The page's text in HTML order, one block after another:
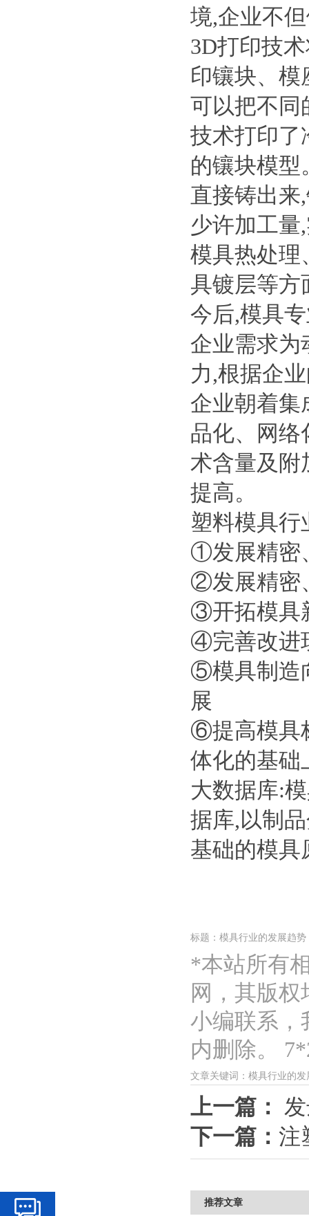
境,企业不
3D打印技
印镶块、模
可以把不同
技术打印了
的镶块模型
直接铸出来
少许加工量
模具热处理
具镀层等方
今后,模具
企业需求为
力,根据企
企业朝着集
品化、网络
术含量及附
提高。
塑料模具行
①发展精密
②发展精密
③开拓模具
④完善改进
⑤模具制造
展
⑥提高模具
体化的基础
大数据库:
据库,以制
基础的模具
标题：模具行业的发展趋势
*本站所有
网，其版
小编联系，
内删除。
文章关键词：模具行业的
上一篇：
下一篇： 注
推荐文章